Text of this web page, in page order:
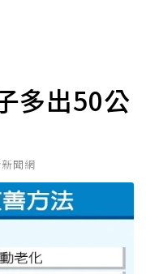
多出50公
聞網